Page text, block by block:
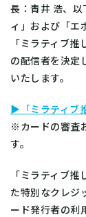
長：青井 浩、
ィ」および「エ
「ミラティブ
の配信者を決定
いたします。
▶「ミラティブ
※カードの審査
す。
「ミラティブ
た特別なクレジ
ード発行者の利